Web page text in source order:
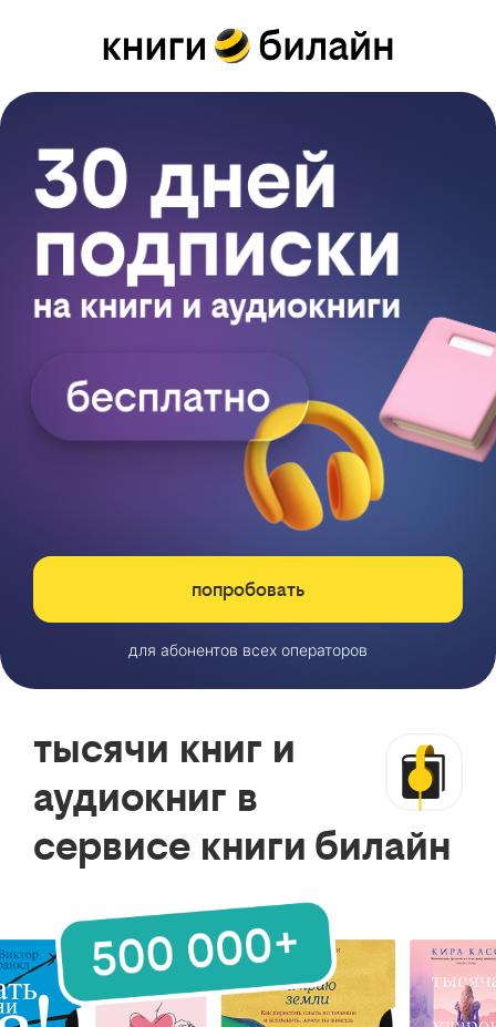
попробовать
для абонентов всех операторов
тысячи книг и
аудиокниг в
сервисе книги билайн